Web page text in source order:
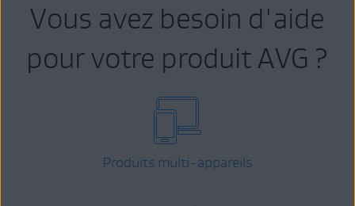
Vous avez besoin d'aide
pour votre produit AVG ?
Produits multi-appareils